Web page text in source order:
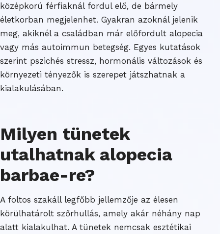
középkorú férfiaknál fordul elő, de bármely
életkorban megjelenhet. Gyakran azoknál jelenik
meg, akiknél a családban már előfordult alopecia
vagy más autoimmun betegség. Egyes kutatások
szerint pszichés stressz, hormonális változások és
környezeti tényezők is szerepet játszhatnak a
kialakulásában.
Milyen tünetek
utalhatnak alopecia
barbae-re?
A foltos szakáll legfőbb jellemzője az élesen
körülhatárolt szőrhullás, amely akár néhány nap
alatt kialakulhat. A tünetek nemcsak esztétikai